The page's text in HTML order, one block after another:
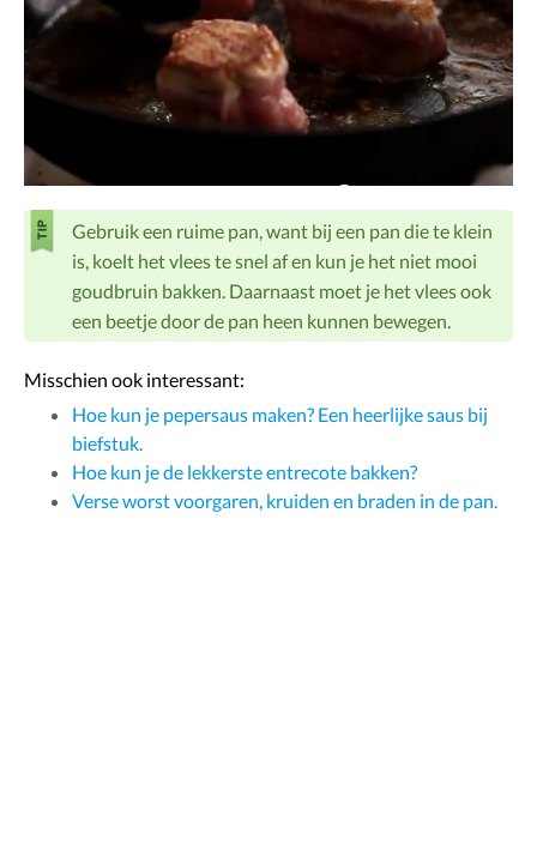
Gebruik een ruime pan, want bij een pan die te klein
is, koelt het vlees te snel af en kun je het niet mooi
goudbruin bakken. Daarnaast moet je het vlees ook
een beetje door de pan heen kunnen bewegen.
Misschien ook interessant:
Hoe kun je pepersaus maken? Een heerlijke saus bij
biefstuk.
Hoe kun je de lekkerste entrecote bakken?
Verse worst voorgaren, kruiden en braden in de pan.